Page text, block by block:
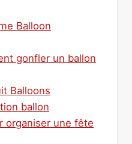
Balloon
gonfler un ballon
Balloons
ballon
organiser une fête